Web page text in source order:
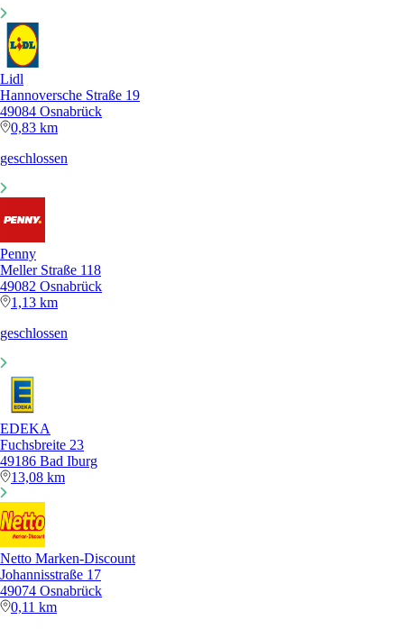
Lidl
Hannoversche Straße 19
49084 Osnabrück
0,83 km
geschlossen
Penny
Meller Straße 118
49082 Osnabrück
1,13 km
geschlossen
EDEKA
Fuchsbreite 23
49186 Bad Iburg
13,08 km
Netto Marken-Discount
Johannisstraße 17
49074 Osnabrück
0,11 km